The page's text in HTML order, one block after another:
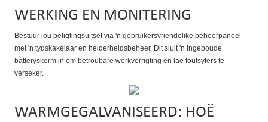
WERKING EN MONITERING
Bestuur jou beligtingsuitset via 'n gebruikersvriendelike beheerpaneel
met 'n tydskakelaar en helderheidsbeheer. Dit sluit 'n ingeboude
batteryskerm in om betroubare werkverrigting en lae foutsyfers te
verseker.
WARMGEGALVANISEERD: HOË